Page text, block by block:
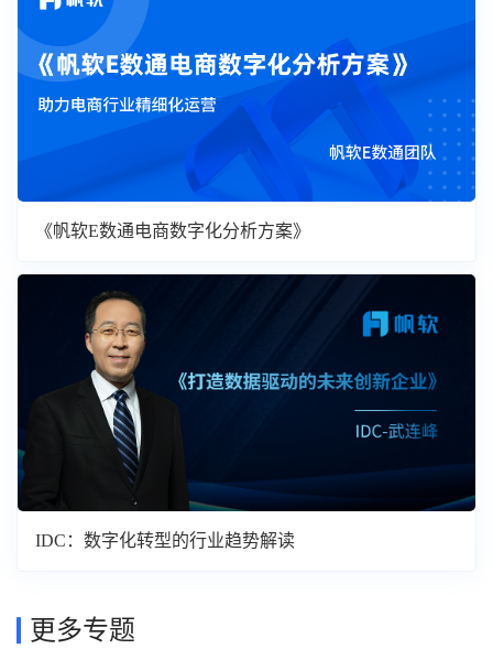
《帆软E数通电商数字化分析方案》
IDC：数字化转型的行业趋势解读
更多专题